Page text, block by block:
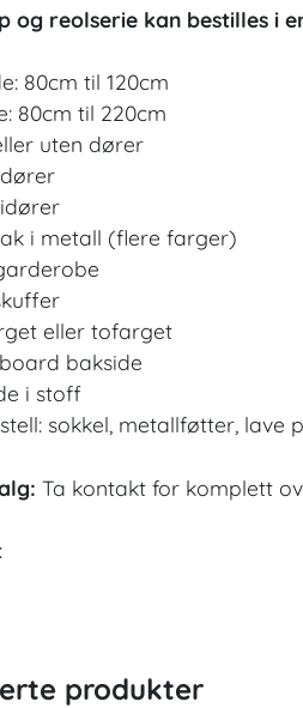
og reolserie kan bestilles i
80cm til 120cm
80cm til 220cm
uten dører
i metall (flere farger)
eller tofarget
bakside
i stoff
sokkel, metallføtter, lave
Ta kontakt for komplett
produkter